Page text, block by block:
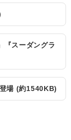
『スーダングラ
場 (約1540KB)